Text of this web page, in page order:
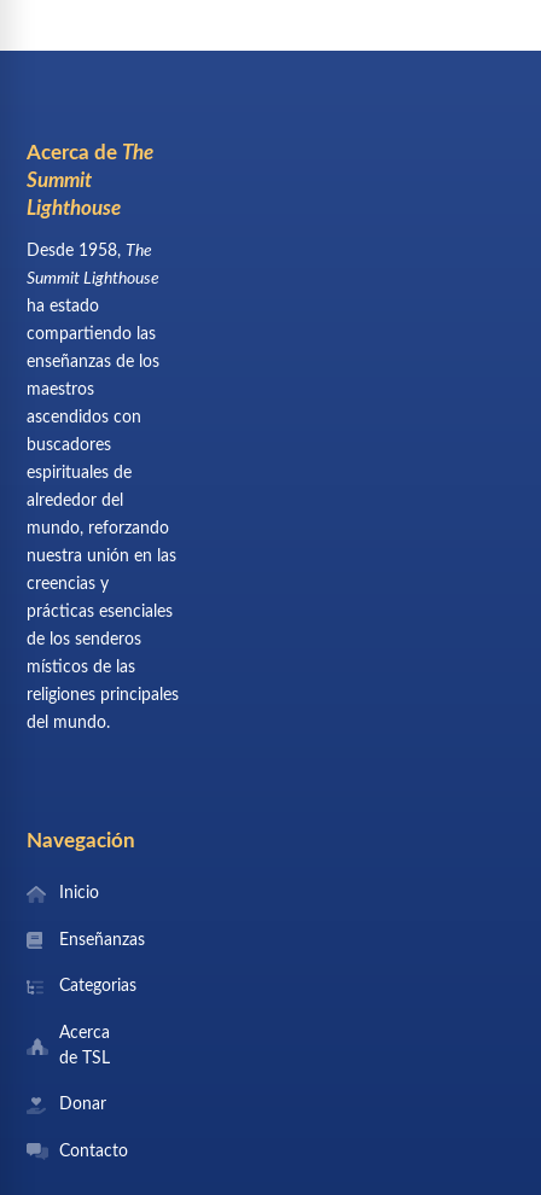
Acerca de The
Summit
Lighthouse
Desde 1958, The
Summit Lighthouse
ha estado
compartiendo las
enseñanzas de los
maestros
ascendidos con
buscadores
espirituales de
alrededor del
mundo, reforzando
nuestra unión en las
creencias y
prácticas esenciales
de los senderos
místicos de las
religiones principales
del mundo.
Navegación
Inicio
Enseñanzas
Categorias
Acerca
de TSL
Donar
Contacto